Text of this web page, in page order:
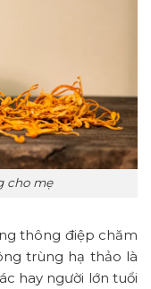
cho mẹ
thông điệp chăm
trùng hạ thảo là
hay người lớn tuổi